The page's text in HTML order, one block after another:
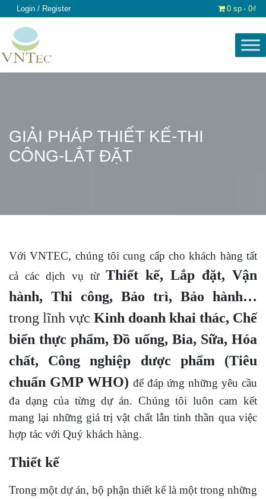
Login / Register 0 sp 0₫
GIẢI PHÁP THIẾT KẾ-THI
CÔNG-LẮT ĐẶT
Với VNTEC, chúng tôi cung cấp cho khách hàng tất
cả các dịch vụ từ Thiết kế, Lắp đặt, Vận
hành, Thi công, Bảo trì, Bảo hành…
trong lĩnh vực Kinh doanh khai thác, Chế
biến thực phẩm, Đồ uống, Bia, Sữa, Hóa
chất, Công nghiệp dược phẩm (Tiêu
chuẩn GMP WHO) để đáp ứng những yêu cầu
đa dạng của từng dự án. Chúng tôi luôn cam kết
mang lại những giá trị vật chất lẫn tinh thần qua việc
hợp tác với Quý khách hàng.
Thiết kế
Trong một dự án, bộ phận thiết kế là một trong những